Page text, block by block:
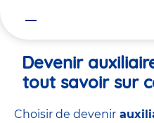
Devenir
tout savoir sur
Choisir de devenir